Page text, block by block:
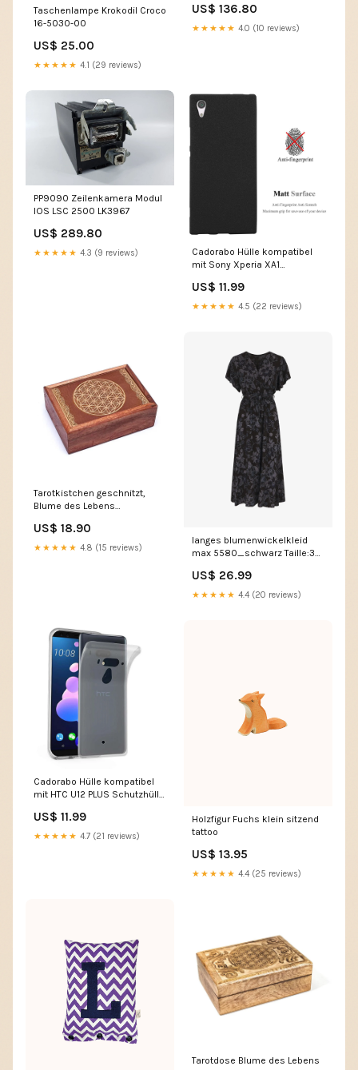
Taschenlampe Krokodil Croco
16-5030-00
US$ 25.00
★★★★★ 4.1 (29 reviews)
GT-2500
US$ 136.80
★★★★★ 4.0 (10 reviews)
PP9090 Zeilenkamera Modul
IOS LSC 2500 LK3967
US$ 289.80
★★★★★ 4.3 (9 reviews)
Cadorabo Hülle kompatibel
mit Sony Xperia XA1
TPU Silikon Model_Y7 2017
US$ 11.99
★★★★★ 4.5 (22 reviews)
Tarotkistchen geschnitzt,
Blume des Lebens
US$ 18.90
★★★★★ 4.8 (15 reviews)
langes blumenwickelkleid
max 5580_schwarz Taille:36
US$ 26.99
★★★★★ 4.4 (20 reviews)
Cadorabo Hülle kompatibel
mit HTC U12 PLUS Schutzhülle
Model_Nubia N3
US$ 11.99
★★★★★ 4.7 (21 reviews)
Holzfigur Fuchs klein sitzend
tattoo
US$ 13.95
★★★★★ 4.4 (25 reviews)
Tarotdose Blume des Lebens